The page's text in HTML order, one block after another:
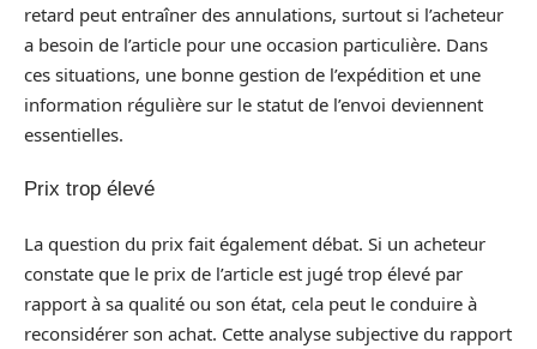
retard peut entraîner des annulations, surtout si l’acheteur
a besoin de l’article pour une occasion particulière. Dans
ces situations, une bonne gestion de l’expédition et une
information régulière sur le statut de l’envoi deviennent
essentielles.
Prix trop élevé
La question du prix fait également débat. Si un acheteur
constate que le prix de l’article est jugé trop élevé par
rapport à sa qualité ou son état, cela peut le conduire à
reconsidérer son achat. Cette analyse subjective du rapport